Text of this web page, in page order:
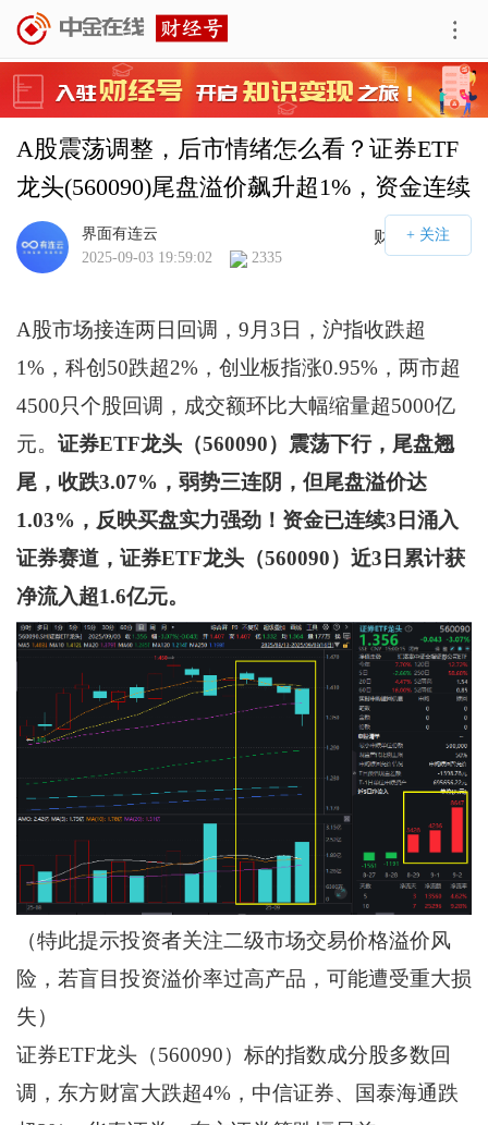
A股震荡调整，后市情绪怎么看？证券ETF
龙头(560090)尾盘溢价飙升超1%，资金连续
3日净流入1.6亿元，逢跌踊跃布局！财经号APP
界面有连云
2025-09-03 19:59:02
2335
A股市场接连两日回调，9月3日，沪指收跌超
1%，科创50跌超2%，创业板指涨0.95%，两市超
4500只个股回调，成交额环比大幅缩量超5000亿
元。 证券ETF龙头（560090）震荡下行，尾盘翘
尾，收跌3.07%，弱势三连阴，但尾盘溢价达
1.03%，反映买盘实力强劲！资金已连续3日涌入
证券赛道，证券ETF龙头（560090）近3日累计获
净流入超1.6亿元。
（特此提示投资者关注二级市场交易价格溢价风
险，若盲目投资溢价率过高产品，可能遭受重大损
失）
证券ETF龙头（560090）标的指数成分股多数回
调，东方财富大跌超4%，中信证券、国泰海通跌